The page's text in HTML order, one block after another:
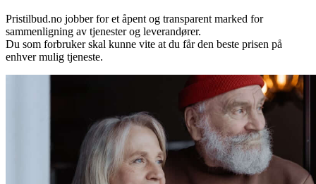
Pristilbud.no jobber for et åpent og transparent marked for
sammenligning av tjenester og leverandører.
Du som forbruker skal kunne vite at du får den beste prisen på
enhver mulig tjeneste.